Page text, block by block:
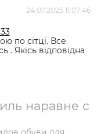
грн
24.07.2025 11:07:46
по сітці. Все
. Якісь відповідна
наравне с